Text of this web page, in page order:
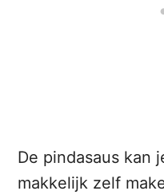
De pindasaus kan
makkelijk zelf